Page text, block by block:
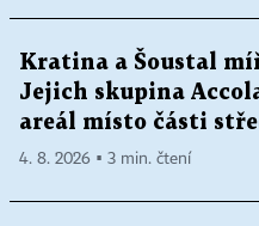
Kratina a Šoustal
Jejich skupina
areál místo části
4. 8. 2026 ▪ 3 min. čtení